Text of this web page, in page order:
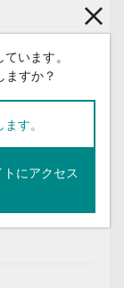
to 1 ms)
います。
ますか？
す。
にアクセス